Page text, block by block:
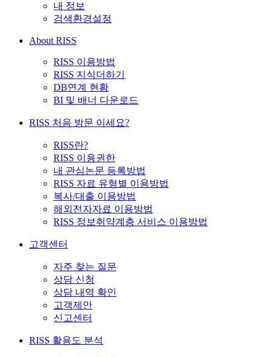
내 정보
검색환경설정
About RISS
RISS 이용방법
RISS 지식더하기
DB연계 현황
BI 및 배너 다운로드
RISS 처음 방문 이세요?
RISS란?
RISS 이용권한
내 관심논문 등록방법
RISS 자료 유형별 이용방법
복사/대출 이용방법
해외전자자료 이용방법
RISS 정보취약계층 서비스 이용방법
고객센터
자주 찾는 질문
상담 신청
상담 내역 확인
고객제안
신고센터
RISS 활용도 분석